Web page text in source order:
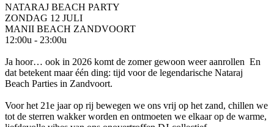
NATARAJ BEACH PARTY
ZONDAG 12 JULI
MANII BEACH ZANDVOORT
12:00u - 23:00u
Ja hoor… ook in 2026 komt de zomer gewoon weer aanrollen ️ En
dat betekent maar één ding: tijd voor de legendarische Nataraj
Beach Parties in Zandvoort.
Voor het 21e jaar op rij bewegen we ons vrij op het zand, chillen we
tot de sterren wakker worden en ontmoeten we elkaar op de warme,